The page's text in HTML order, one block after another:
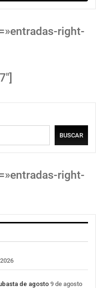
right-
BUSCAR
right-
de agosto 9 de agosto